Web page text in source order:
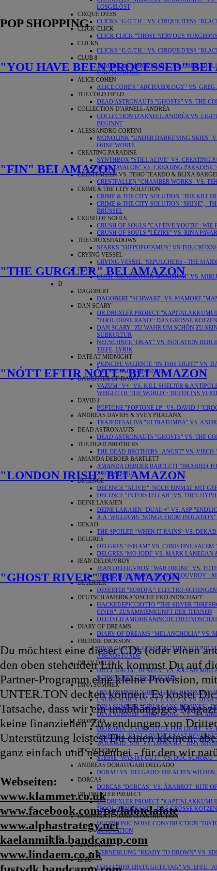
LOSGELÖST
CIRQUE D'ESS
CLICKS "G.O.T.H." VS. CIRQUE D'ESS
CLICK CLICK
CLICK CLICK "THOSE NERVOUS
CLICKS
CLICKS "G.O.T.H." VS. CIRQUE D'ESS
CLUB 8
TAMPLE "SUMMER LIGHT" VS. ORPH
UND EUPHORIE
ALICE COHEN
ALICE COHEN "ARCHAEOLOGY" VS.
THE COLD FIELD
DEAD ASTRONAUTS "GHOSTS" VS. THE
COLLECTION D'ARNELL-ANDRÉA
COLLECTION D'ARNELL-ANDRÉA VS.
BEGINNT
ALESSANDRO CORTINI
MONOLINK "UNDER DARKENING SKIES"
OHNE WORTE
CREATING.PARADISE
SYNTHBOX "STILL ALIVE" VS.
REAL "AVALON" VS. CREATING.PARADISE
CRESTFALLEN VS. TEHO TEARDO & BLIXA
CRESTFALLEN "CHAMBER WORKS" VS.
CRIME & THE CITY SOLUTION
CRIME & THE CITY SOLUTION "THE
CRIME & THE CITY SOLUTION "SHINE",
BRÜSSEL
CRUSH OF SOULS
CRUSH OF SOULS "CAPTIVE YOUTH": WIE
CRUSH OF SOULS "LÉZIRE" VS. RINA
THE CRÜXSHADOWS
SPARKS "HIPPOPOTAMUS" VS THE
CRYING VESSEL
CRYING VESSEL "SEPULCHERS - THE
CULK
CULK "GENERATION MAXIMUM" VS.
D
DAGOBERT
DAGOBERT "SCHWARZ" VS. MAMORÉ
DAN SCARY
DR.DREXLER PROJECT
"POOL OHNE RAND": DAS GROSSE KOTZEN
DAN SCARY "ZU WAHR UM SCHÖN ZU
SUBKULTUR
NEUSCHNEE "OKAY" VS. ISOLATION
TIEFE, LYRIK
DATE AT MIDNIGHT
PRINCIPE VALIENTE "IN THIS LIGHT" VS.
WELTSCHMERZRASEREI
DAUGHTER OF DAWN
VAZUM "V+" VS. KILL SHELTER &
WEIGHT OF THE WORLD": TIEFER INS
DAVID J
POPTONE "POPTONE LP" VS. DAVID J
ANDREAS DAVIDS & SVEN PHALANX
TRAJEDESALIVA "ULTRATUMBA" VS.
DEAD ASTRONAUTS
DEAD ASTRONAUTS "GHOSTS" VS. THE
THE DEAD BROTHERS
THE DEAD BROTHERS "ANGST" VS.
AMANDA DEBOER BARTLETT
AMANDA DEBOER BARTLETT "BRAIDED
ARCHAISMUS
DECENCE
DECENCE "ALIVE!": NOCH EINMAL MIT
DECENCE "INTERSTELLAR" VS. THEE
DEINE LAKAIEN
DEINE LAKAIEN "DUAL +" VS. ASP
A.A. WILLIAMS "SONGS FROM
DEKAD
THE SPOILED "WHEN IT RAINS" VS.
DELGRES
DELGRES "4:00 AM" VS. CHRISTINE SALEM
DELGRES "MO JODI" VS. MARK LANEGAN
JEAN DELOUVROY
JEAN DELOUVROY "WAR DRONE" VS.
JEAN DELOUVROY "JEAN DELOUVROY":
DESERTER
DESERTER "EUROPA": ELECTRO-
DEUTSCH AMERIKANISCHE FREUNDSCHAFT
HACKEDEPICCIOTTO "THE SILVER
EINER": ZUSAMMENKUNFT DER TITANEN
DEUTSCH AMERIKANISCHE
DIARY OF DREAMS
DIARY OF DREAMS "MELANCHOLIA" VS.
FREDDIE DICKSON
BROR GUNNAR JANSSON "THEY FOUND
ABENDSTUNDE
DILLY DALLY
DILLY DALLY "HEAVEN" VS. KÆLAN
SCHWACHEN GESCHLECHTS
DINA SUMMER
DINA SUMMER "GIRLS GANG REMIXES
LAURA SCHEN VS. S Y Z Y G Y X VS. DINA
DINA SUMMER "GIRLS GANG REMIXES":
DINA SUMMER "GIRLS GANG" VS. JE
DIORAMA
DIORAMA "A SUBSTITUTE FOR LIGHT"
DIORAMA "FAST ADVANCE FAST
WOODKID "S16" VS. DIORAMA "TINY
DOC SCHOKO
STEINE "WAS IST GUT?" VS. DOC SCHOKO
ANDREAS DORAU/GABI DELGADO
DORAU VS. DELGADO: DIE ALTEN
DORCAS
DORCAS "DORCAS" VS. ÅRABROT "RITE
DR. DREXLER PROJECT
DR.DREXLER PROJECT
"POOL OHNE RAND": DAS GROSSE KOTZEN
DUOPHONIC NOISE CONSTRUCTION
DUOPHONIC NOISE CONSTRUCTION
INNOVATION
E
EDNA FRAU
VERNEBLUNG "READY TO DROWN" VS.
EFEU
HOLLI "DER ERSTE GUTE TAG" VS. EFEU
POP SHOPPING
"YOU HAVE BEEN PROCESSED"
"FIN" BEI AMAZON
"THE GURGLER" BEI AMAZON
"NÓTT EFTIR NÓTT" BEI AMAZON
"LONDON IRISH" BEI AMAZON
"GHOST RIVER" BEI AMAZON
Du möchtest eine dieser CDs (oder einen
den oben stehenden Link kommst Du auf
Partner-Programm eine kleine Provision,
UNTER.TON decken können. Es kostet
Tatsache, dass wir ein unabhängiges
keine finanziellen Zuwendungen von
Unterstützung leistest Du einen kleinen,
ganz einfach und nebenbei - für den wir
Webseiten:
www.klammer.co.uk
www.facebook.com/pg/lafotelafote
www.alphastrategy.net
kaelanmikla.bandcamp.com
www.lindaem.co.uk